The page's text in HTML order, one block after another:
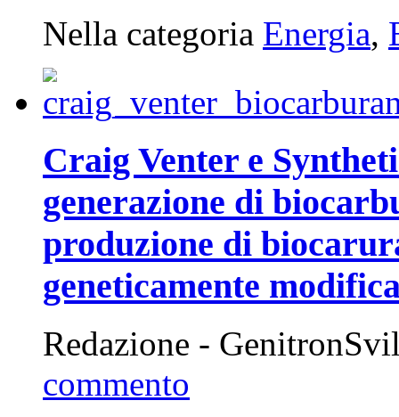
Nella categoria Energia,
Craig Venter e
generazione di
produzione di
geneticamente
Redazione -
commento